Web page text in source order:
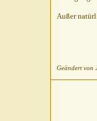
Sibilla
Außer
Geändert von